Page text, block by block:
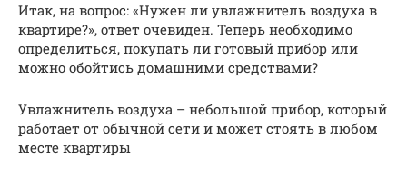
Итак, на вопрос: «Нужен ли увлажнитель воздуха в
квартире?», ответ очевиден. Теперь необходимо
определиться, покупать ли готовый прибор или
можно обойтись домашними средствами?
Увлажнитель воздуха – небольшой прибор, который
работает от обычной сети и может стоять в любом
месте квартиры